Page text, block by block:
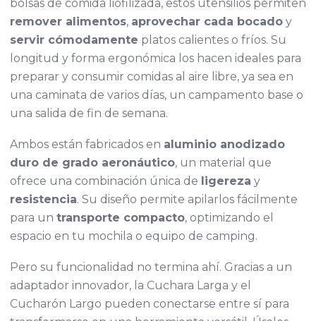
bolsas de comida liofilizada, estos utensilios permiten
remover alimentos, aprovechar cada bocadoy
servir cómodamente platos calientes o fríos. Su
longitud y forma ergonómica los hacen ideales para
preparar y consumir comidas al aire libre, ya sea en
una caminata de varios días, un campamento base o
una salida de fin de semana.
Ambos están fabricados en aluminio anodizado
duro de grado aeronáutico, un material que
ofrece una combinación única de ligereza y
resistencia. Su diseño permite apilarlos fácilmente
para un transporte compacto, optimizando el
espacio en tu mochila o equipo de camping.
Pero su funcionalidad no termina ahí. Gracias a un
adaptador innovador, la Cuchara Larga y el
Cucharón Largo pueden conectarse entre sí para